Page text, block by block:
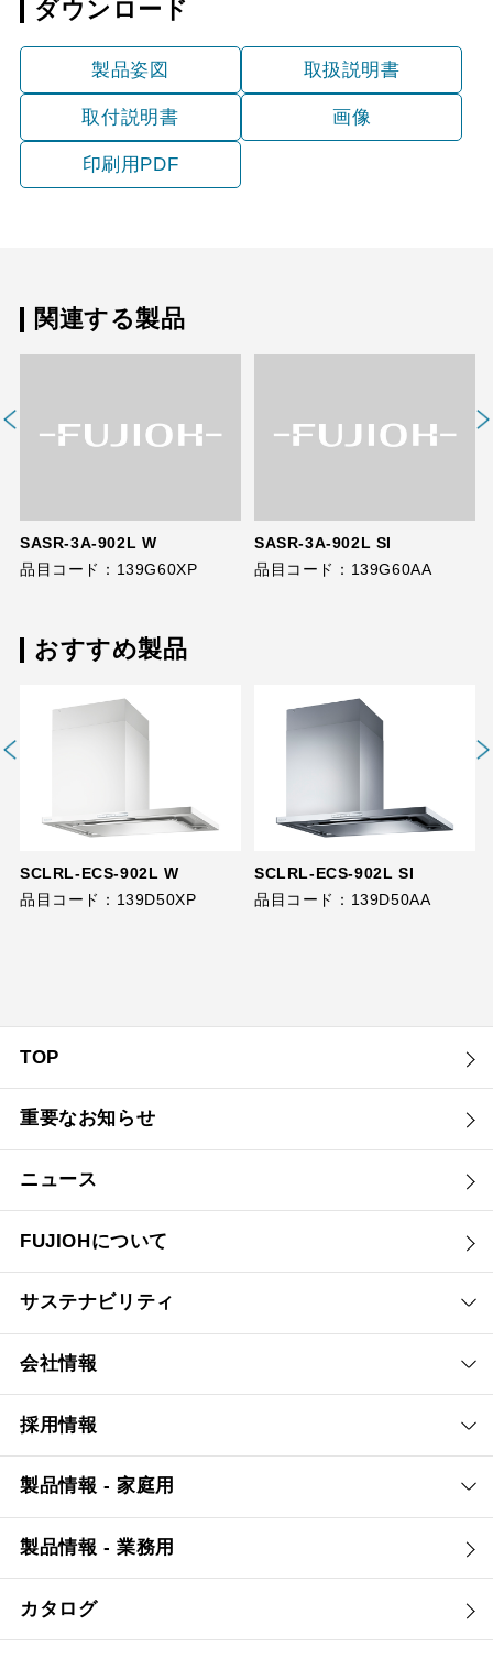
ダウンロード
製品姿図 取扱説明書
取付説明書 画像
印刷用PDF
関連する製品
SASR-3A-902L W
品目コード：139G60XP
SASR-3A-902L SI
品目コード：139G60AA
おすすめ製品
SCLRL-ECS-902L W
品目コード：139D50XP
SCLRL-ECS-902L SI
品目コード：139D50AA
TOP
重要なお知らせ
ニュース
FUJIOHについて
サステナビリティ
会社情報
採用情報
製品情報 - 家庭用
製品情報 - 業務用
カタログ